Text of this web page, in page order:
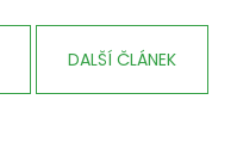
DALŠÍ ČLÁNEK